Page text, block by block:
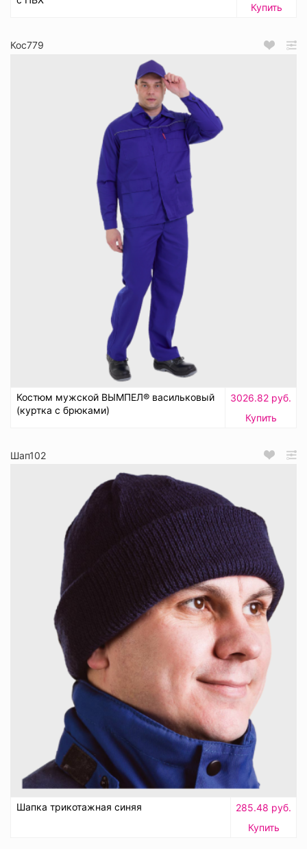
Купить
Кос779
Костюм мужской ВЫМПЕЛ® васильковый
(куртка с брюками)
3026.82 руб.
Купить
Шап102
Шапка трикотажная синяя
285.48 руб.
Купить